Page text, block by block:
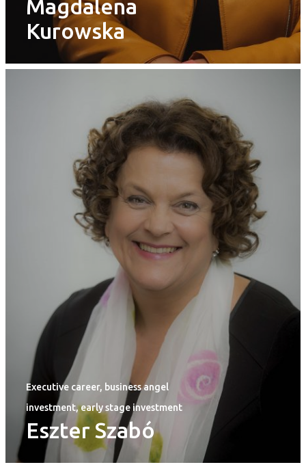
Magdalena
Kurowska
Executive career, business angel
investment, early stage investment
Eszter Szabó